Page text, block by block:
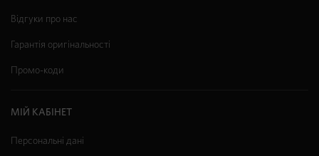
Відгуки про нас
Гарантія оригінальності
Промо-коди
МІЙ КАБІНЕТ
Персональні дані